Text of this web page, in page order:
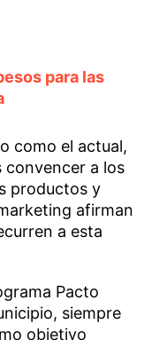
para las
como el actual,
convencer a los
productos y
afirman
a esta
Pacto
siempre
objetivo